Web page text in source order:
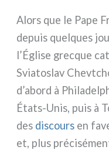
Alors que le Pape
depuis quel­ques
l’Église grec­que
Sviatoslav
d’abord à
États-Unis, puis à
des discours en
et, plus